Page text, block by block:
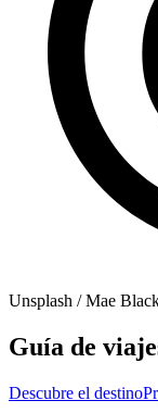
Unsplash / Mae
Guía de
Descubre el destino